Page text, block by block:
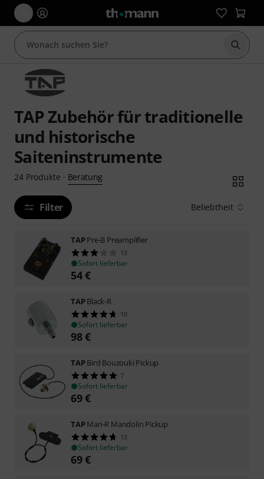
Suche
TAP Zubehör für traditionelle
und historische
Saiteninstrumente
24 Produkte · Beratung
Filter Beliebtheit
TAPPre-B Preamplifier
13
Sofort lieferbar
54€
TAPBlack-R
10
Sofort lieferbar
98€
TAPBird Bouzouki Pickup
7
Sofort lieferbar
69€
TAPMan-R Mandolin Pickup
12
Sofort lieferbar
69€